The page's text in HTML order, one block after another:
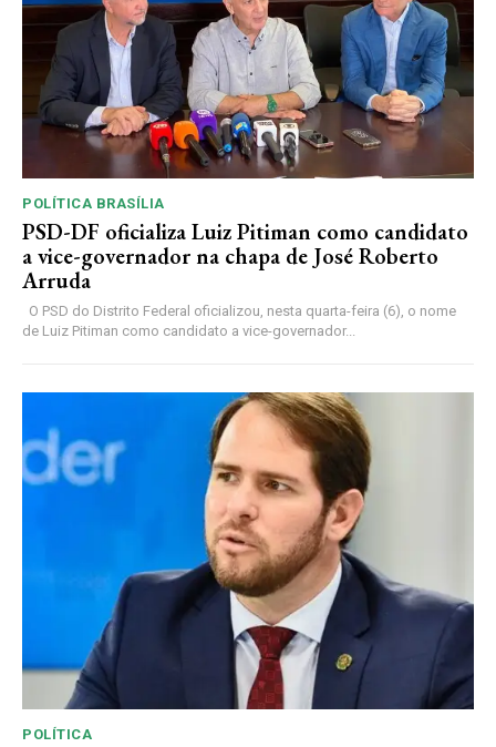
POLÍTICA BRASÍLIA
PSD-DF oficializa Luiz Pitiman como candidato
a vice-governador na chapa de José Roberto
Arruda
de Luiz Pitiman como candidato a vice-governador...
POLÍTICA